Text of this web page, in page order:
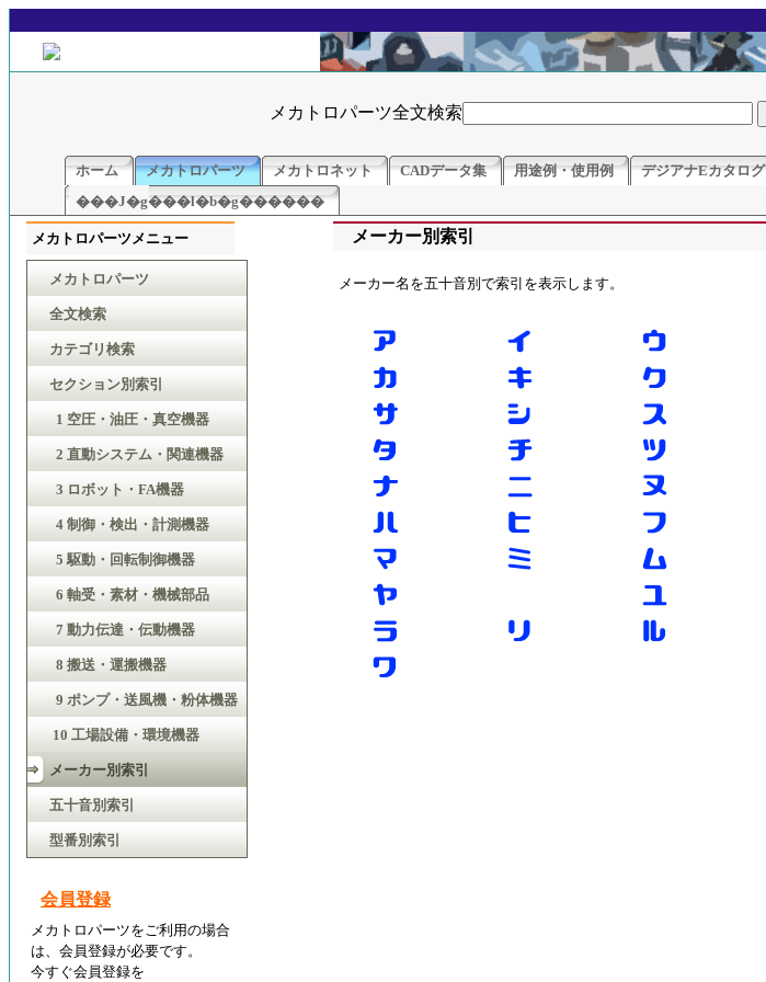
メカトロパーツ全文検索
ホーム メカトロパーツ メカトロネット CADデータ集 用途例・使用例 デジアナEカタログ
���J�g���l�b�g������
メーカー別索引
メーカー名を五十音別で索引を表示します。
メカトロパーツメニュー
メカトロパーツ
全文検索
カテゴリ検索
セクション別索引
1 空圧・油圧・真空機器
2 直動システム・関連機器
3 ロボット・FA機器
4 制御・検出・計測機器
5 駆動・回転制御機器
6 軸受・素材・機械部品
7 動力伝達・伝動機器
8 搬送・運搬機器
9 ポンプ・送風機・粉体機器
10 工場設備・環境機器
メーカー別索引
五十音別索引
型番別索引
会員登録
メカトロパーツをご利用の場合
は、会員登録が必要です。
今すぐ会員登録を